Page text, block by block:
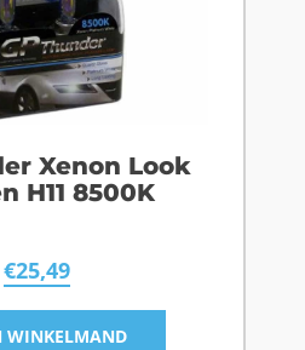
Xenon Look
H11 8500K
€25,49
WINKELMAND